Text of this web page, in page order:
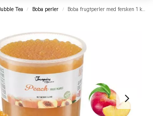
Tea / Boba perler / Boba frugtperler med fersken 1 kg.